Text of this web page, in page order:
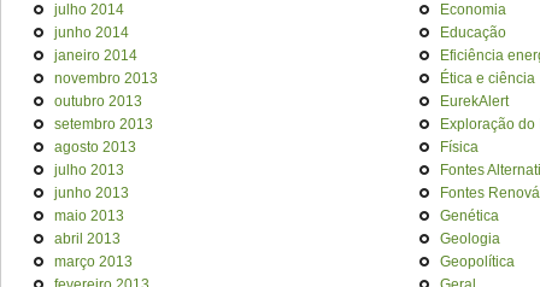
julho 2014
junho 2014
janeiro 2014
novembro 2013
outubro 2013
setembro 2013
agosto 2013
julho 2013
junho 2013
maio 2013
abril 2013
março 2013
Economia
Educação
Eficiência
Ética e ciência
EurekAlert
Exploração do
Física
Fontes
Fontes
Genética
Geologia
Geopolítica